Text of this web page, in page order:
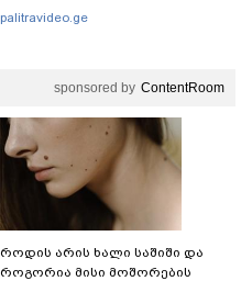
palitravideo.ge
sponsored by ContentRoom
როდის არის ხალი საშიში და
როგორია მისი მოშორების